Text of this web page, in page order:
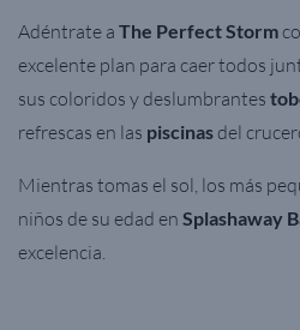
Adéntrate a The Perfect Storm
excelente plan para caer todos
sus coloridos y deslumbrantes
refrescas en las piscinasdel
Mientras tomas el sol, los más
niños de su edad en Splashaway
excelencia.